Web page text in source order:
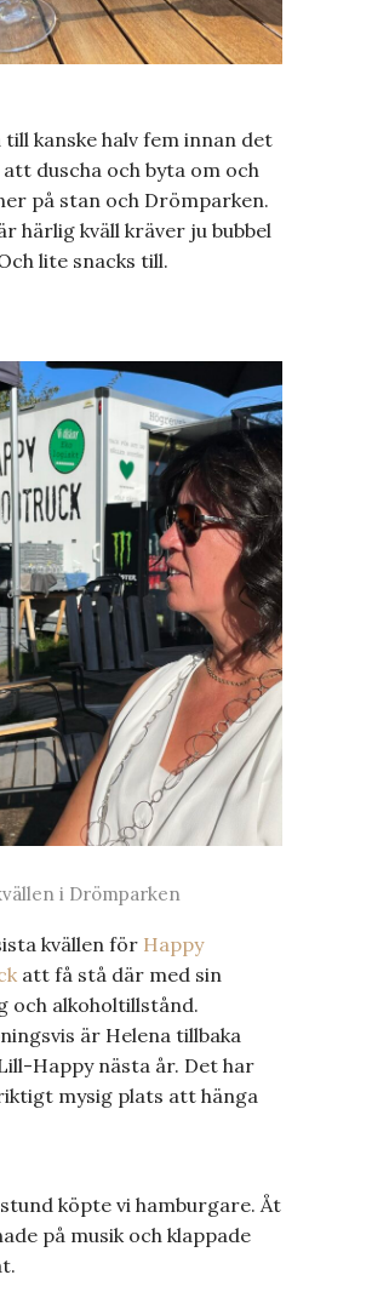
till kanske halv fem innan det
duscha och byta om och
på stan och Drömparken.
härlig kväll kräver ju bubbel
lite snacks till.
i Drömparken
kvällen för Happy
att få stå där med sin
och alkoholtillstånd.
är Helena tillbaka
Happy nästa år. Det har
mysig plats att hänga
köpte vi hamburgare. Åt
på musik och klappade